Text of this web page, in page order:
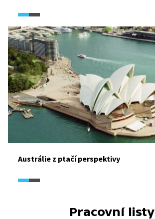
Austrálie z ptačí perspektivy
Pracovní listy